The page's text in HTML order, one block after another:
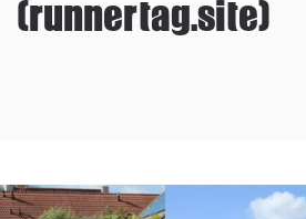
(runnertag.site)